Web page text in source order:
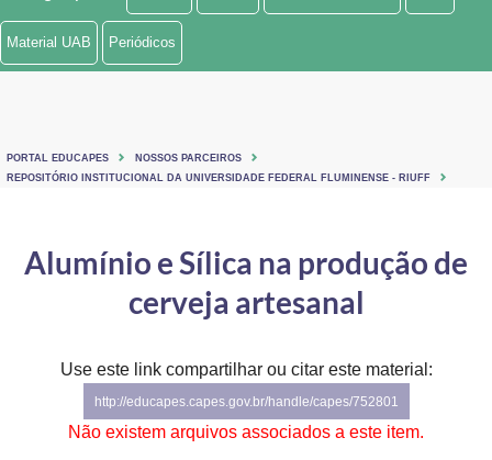
Ministério de Minas e Energia
Ministério do Turismo
Controladoria-Geral da União
Ministério da Mulher, da Família e dos Direitos Humanos
Secretaria-Geral
Material UAB Periódicos
PORTAL EDUCAPES
NOSSOS PARCEIROS
REPOSITÓRIO INSTITUCIONAL DA UNIVERSIDADE FEDERAL FLUMINENSE - RIUFF
Alumínio e Sílica na produção de
cerveja artesanal
Use este link compartilhar ou citar este material:
http://educapes.capes.gov.br/handle/capes/752801
Não existem arquivos associados a este item.